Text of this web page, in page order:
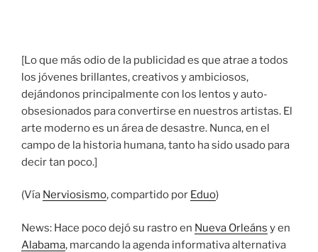
[Lo que más odio de la publicidad es que atrae a todos
los jóvenes brillantes, creativos y ambiciosos,
dejándonos principalmente con los lentos y auto-
obsesionados para convertirse en nuestros artistas. El
arte moderno es un área de desastre. Nunca, en el
campo de la historia humana, tanto ha sido usado para
decir tan poco.]
(Vía Nerviosismo, compartido por Eduo)
News: Hace poco dejó su rastro en Nueva Orleáns y en
Alabama, marcando la agenda informativa alternativa